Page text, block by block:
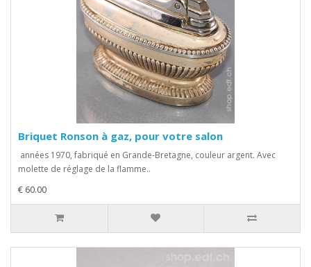
Briquet Ronson à gaz, pour votre salon
années 1970, fabriqué en Grande-Bretagne, couleur argent. Avec
molette de réglage de la flamme..
€ 60.00